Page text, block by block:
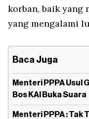
korban, baik yang
yang mengalami
Baca Juga
Menteri PPPA Usul
Bos KAI Buka Suara
Menteri PPPA : Tak